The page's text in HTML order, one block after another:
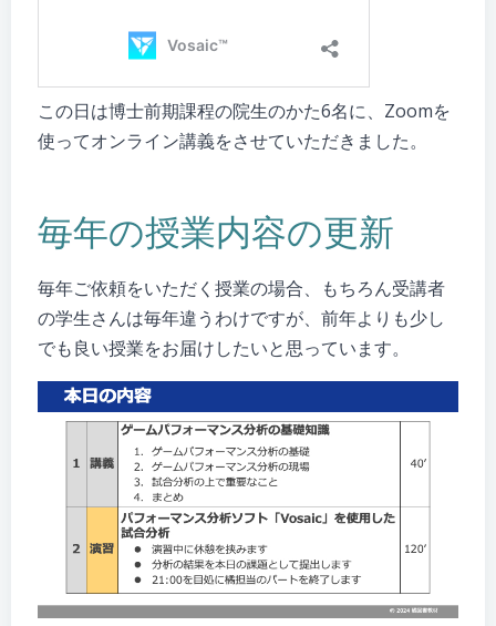
この日は博士前期課程の院生のかた6名に、Zoomを
使ってオンライン講義をさせていただきました。
毎年の授業内容の更新
毎年ご依頼をいただく授業の場合、もちろん受講者
の学生さんは毎年違うわけですが、前年よりも少し
でも良い授業をお届けしたいと思っています。